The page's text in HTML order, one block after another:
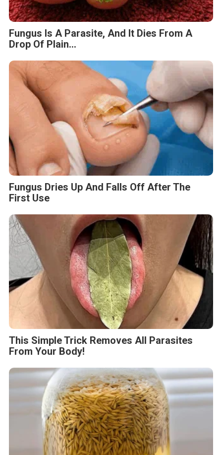
Fungus Is A Parasite, And It Dies From A
Drop Of Plain...
Fungus Dries Up And Falls Off After The
First Use
This Simple Trick Removes All Parasites
From Your Body!